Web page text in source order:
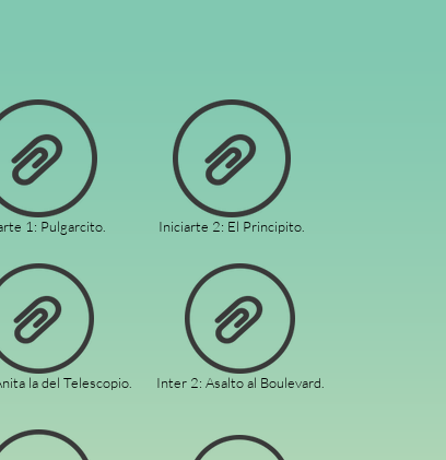
1: Pulgarcito.
la del Telescopio.
Iniciarte 2: El Principito.
Inter 2: Asalto al Boulevard.